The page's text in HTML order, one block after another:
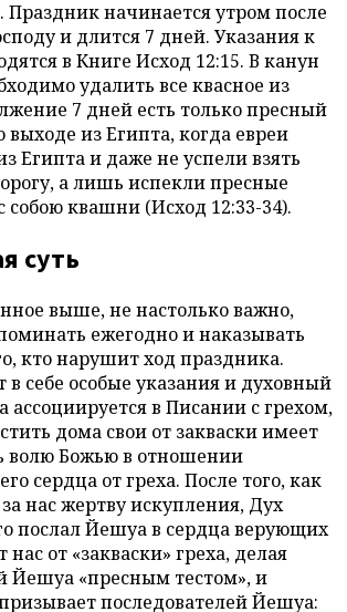
начинается утром после
и длится 7 дней. Указания к
в Книге Исход 12:15. В канун
удалить все квасное из
7 дней есть только пресный
выходе из Египта, когда евреи
Египта и даже не успели взять
а лишь испекли пресные
собою квашни (Исход 12:33-34).
суть
выше, не настолько важно,
ежегодно и наказывать
кто нарушит ход праздника.
в себе особые указания и духовный
ассоциируется в Писании с грехом,
дома свои от закваски имеет
волю Божью в отношении
сердца от греха. После того, как
нас жертву искупления, Дух
послал Йешуа в сердца верующих
от «закваски» греха, делая
Йешуа «пресным тестом», и
последователей Йешуа: